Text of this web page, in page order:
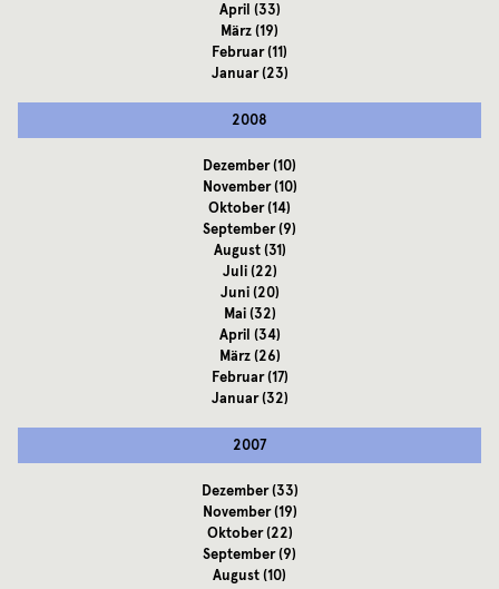
April (33)
März(19)
Februar(11)
Januar(23)
2008
Dezember(10)
November(10)
Oktober(14)
September(9)
August(31)
Juli(22)
Juni(20)
Mai(32)
April (34)
März(26)
Februar(17)
Januar(32)
2007
Dezember(33)
November(19)
Oktober(22)
September(9)
August(10)